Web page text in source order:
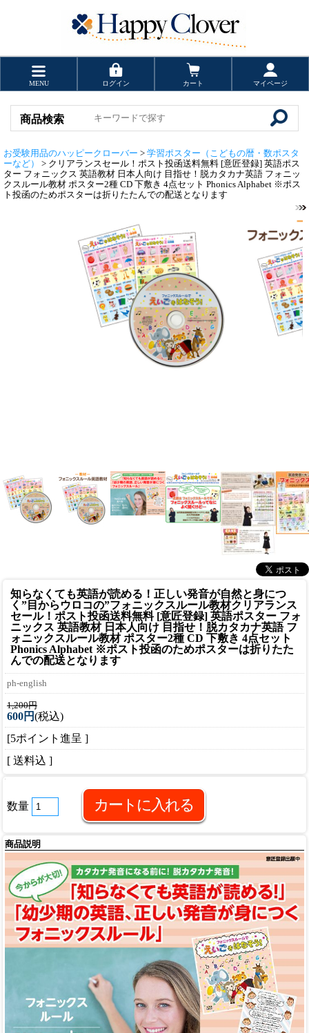
MENU ログイン カート マイページ
商品検索
お受験用品のハッピークローバー > 学習ポスター（こどもの暦・数ポスタ
ーなど）
> クリアランスセール！ポスト投函送料無料 [意匠登録] 英語ポス
ター フォニックス 英語教材 日本人向け 目指せ！脱カタカナ英語 フォニッ
クスルール教材 ポスター2種 CD 下敷き 4点セット Phonics Alphabet ※ポス
ト投函のためポスターは折りたたんでの配送となります
知らなくても英語が読める！正しい発音が自然と身につ
く”目からウロコの”フォニックスルール教材クリアランス
セール！ポスト投函送料無料 [意匠登録] 英語ポスター フォ
ニックス 英語教材 日本人向け 目指せ！脱カタカナ英語 フ
ォニックスルール教材 ポスター2種 CD 下敷き 4点セット
Phonics Alphabet ※ポスト投函のためポスターは折りたた
んでの配送となります
ph-english
1,200円
600円(税込)
[5ポイント進呈 ]
[ 送料込 ]
数量
商品説明